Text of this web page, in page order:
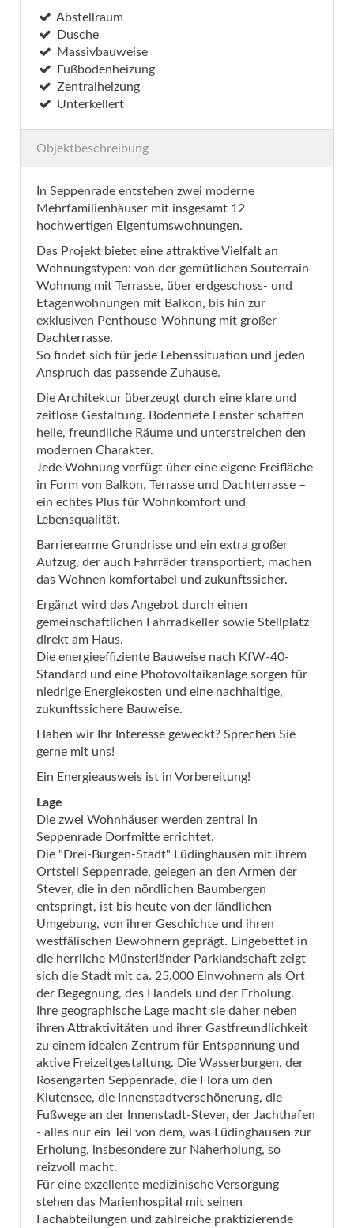
Abstellraum
Dusche
Massivbauweise
Fußbodenheizung
Zentralheizung
Unterkellert
Objektbeschreibung
In Seppenrade entstehen zwei moderne
Mehrfamilienhäuser mit insgesamt 12
hochwertigen Eigentumswohnungen.
Das Projekt bietet eine attraktive Vielfalt an
Wohnungstypen: von der gemütlichen Souterrain-
Wohnung mit Terrasse, über erdgeschoss- und
Etagenwohnungen mit Balkon, bis hin zur
exklusiven Penthouse-Wohnung mit großer
Dachterrasse.
So findet sich für jede Lebenssituation und jeden
Anspruch das passende Zuhause.
Die Architektur überzeugt durch eine klare und
zeitlose Gestaltung. Bodentiefe Fenster schaffen
helle, freundliche Räume und unterstreichen den
modernen Charakter.
Jede Wohnung verfügt über eine eigene Freifläche
in Form von Balkon, Terrasse und Dachterrasse –
ein echtes Plus für Wohnkomfort und
Lebensqualität.
Barrierearme Grundrisse und ein extra großer
Aufzug, der auch Fahrräder transportiert, machen
das Wohnen komfortabel und zukunftssicher.
Ergänzt wird das Angebot durch einen
gemeinschaftlichen Fahrradkeller sowie Stellplatz
direkt am Haus.
Die energieeffiziente Bauweise nach KfW-40-
Standard und eine Photovoltaikanlage sorgen für
niedrige Energiekosten und eine nachhaltige,
zukunftssichere Bauweise.
Haben wir Ihr Interesse geweckt? Sprechen Sie
gerne mit uns!
Ein Energieausweis ist in Vorbereitung!
Lage
Die zwei Wohnhäuser werden zentral in
Seppenrade Dorfmitte errichtet.
Die "Drei-Burgen-Stadt" Lüdinghausen mit ihrem
Ortsteil Seppenrade, gelegen an den Armen der
Stever, die in den nördlichen Baumbergen
entspringt, ist bis heute von der ländlichen
Umgebung, von ihrer Geschichte und ihren
westfälischen Bewohnern geprägt. Eingebettet in
die herrliche Münsterländer Parklandschaft zeigt
sich die Stadt mit ca. 25.000 Einwohnern als Ort
der Begegnung, des Handels und der Erholung.
Ihre geographische Lage macht sie daher neben
ihren Attraktivitäten und ihrer Gastfreundlichkeit
zu einem idealen Zentrum für Entspannung und
aktive Freizeitgestaltung. Die Wasserburgen, der
Rosengarten Seppenrade, die Flora um den
Klutensee, die Innenstadtverschönerung, die
Fußwege an der Innenstadt-Stever, der Jachthafen
- alles nur ein Teil von dem, was Lüdinghausen zur
Erholung, insbesondere zur Naherholung, so
reizvoll macht.
Für eine exzellente medizinische Versorgung
stehen das Marienhospital mit seinen
Fachabteilungen und zahlreiche praktizierende